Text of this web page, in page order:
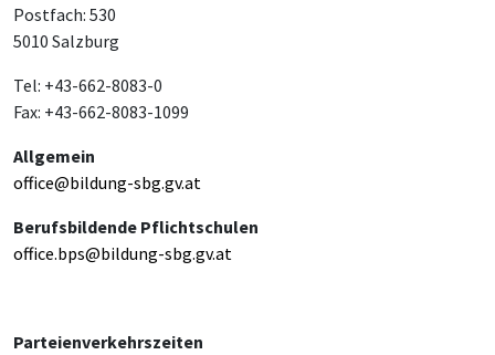
Postfach: 530
5010 Salzburg
Tel: +43-662-8083-0
Fax: +43-662-8083-1099
Allgemein
office@bildung-sbg.gv.at
Berufsbildende Pflichtschulen
office.bps@bildung-sbg.gv.at
Parteienverkehrszeiten